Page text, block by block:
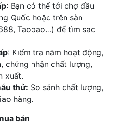
: Bạn có thể tới chợ đầu
Quốc hoặc trên sàn
Taobao…) để tìm sạc
: Kiểm tra năm hoạt động,
chứng nhận chất lượng,
xuất.
thử: So sánh chất lượng,
hàng.
bán